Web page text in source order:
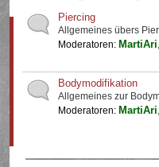
Piercing
Allgemeines übers
Moderatoren: MartiAri,
Bodymodifikation
Allgemeines zur
Moderatoren: MartiAri,